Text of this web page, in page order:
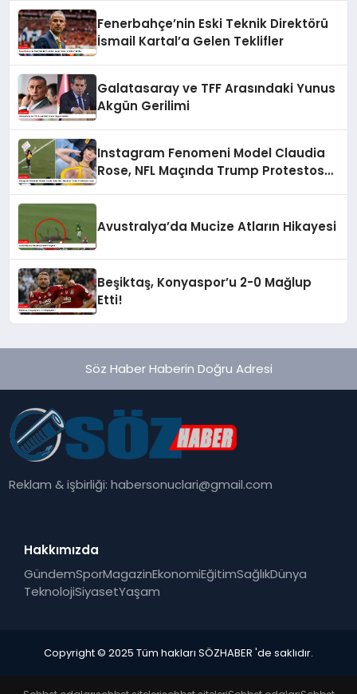
Fenerbahçe’nin Eski Teknik Direktörü
İsmail Kartal’a Gelen Teklifler
Galatasaray ve TFF Arasındaki Yunus
Akgün Gerilimi
Instagram Fenomeni Model Claudia
Rose, NFL Maçında Trump Protestosu
Avustralya’da Mucize Atların Hikayesi
Beşiktaş, Konyaspor’u 2-0 Mağlup
Etti!
Söz Haber Haberin Doğru Adresi
Reklam & işbirliği:habersonuclari@gmail.com
Hakkımızda
GündemSporMagazinEkonomiEğitimSağlıkDünya
TeknolojiSiyasetYaşam
Copyright © 2025 Tüm hakları SÖZHABER 'de saklıdır.